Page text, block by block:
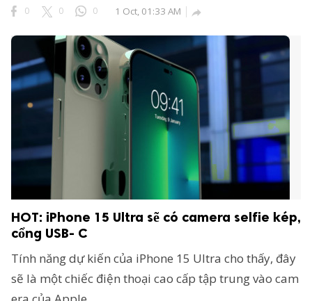
0 0 0 1 Oct, 01:33 AM 
HOT: iPhone 15 Ultra sẽ có camera selfie kép,
cổng USB- C
Tính năng dự kiến của iPhone 15 Ultra cho thấy, đây
sẽ là một chiếc điện thoại cao cấp tập trung vào cam